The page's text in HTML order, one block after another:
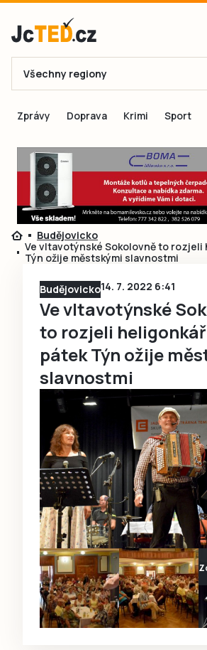
E-mail
Přihlásit se
Přihlásit se přes
Ještě nemám účet, chci se
Všechny regiony
Zprávy Doprava Krimi Sport
Budějovicko
Ve vltavotýnské Sokolovně to rozjeli
Týn ožije městskými slavnostmi
Budějovicko14. 7. 2022 6:41
Ve vltavotýnské
to rozjeli
pátek Týn ožije
slavnostmi